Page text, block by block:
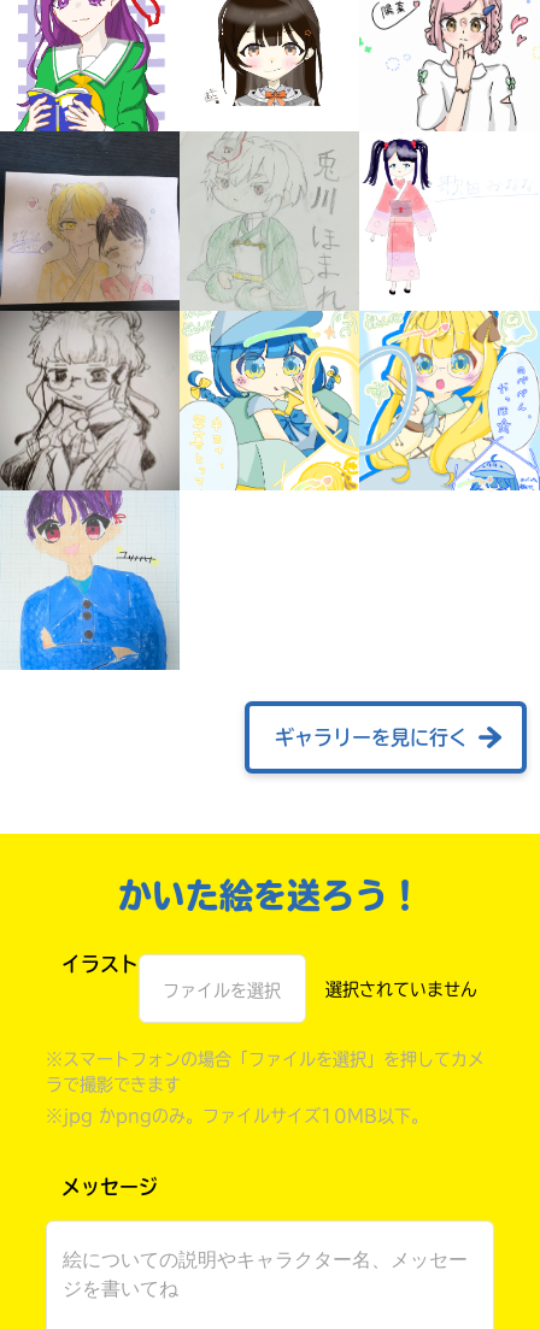
見られる
みんなの絵が
ギャラリーを見に行く
かいた絵を送ろう！
イラスト
ファイルを選択
※スマートフォンの場合「ファイルを選択」を押してカメ
ラで撮影できます
※jpg かpngのみ。ファイルサイズ10MB以下。
メッセージ